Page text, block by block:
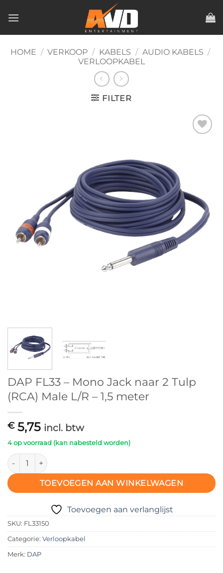
naar
HOME / VERKOOP / KABELS / AUDIO KABELS /
VERLOOPKABEL
FILTER
DAP FL33 – Mono Jack naar 2 Tulp
(RCA) Male L/R – 1,5 meter
€5,75 incl. btw
4 op voorraad (kan nabesteld worden)
DAP FL33 – Mono Jack naar 2 Tulp (RCA) Male L/R – 1,5 meter
TOEVOEGEN AAN WINKELWAGEN
Toevoegen aan verlanglijst
SKU: FL33150
Categorie: Verloopkabel
Merk: DAP